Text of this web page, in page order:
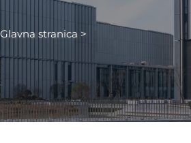
Glavna stranica >